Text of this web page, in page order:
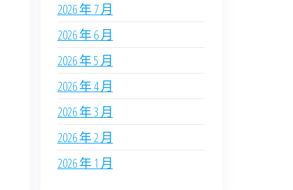
2026 年 7 月
2026 年 6 月
2026 年 5 月
2026 年 4 月
2026 年 3 月
2026 年 2 月
2026 年 1 月